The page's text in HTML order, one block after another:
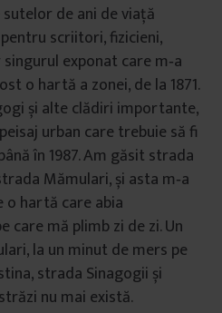
de ani de viaţă
scriitori, fizicieni,
exponat care m‑a
o hartă a zonei, de la 1871.
și alte clădiri importante,
urban care trebuie să fi
în 1987. Am găsit strada
Mămulari, și asta m‑a
hartă care abia
care mă plimb zi de zi. Un
la un minut de mers pe
strada Sinagogii și
nu mai există.